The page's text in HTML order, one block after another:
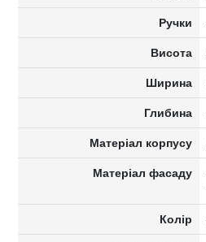
Ручки
Висота
Ширина
Глибина
Матеріал корпусу
Матеріал фасаду
Колір